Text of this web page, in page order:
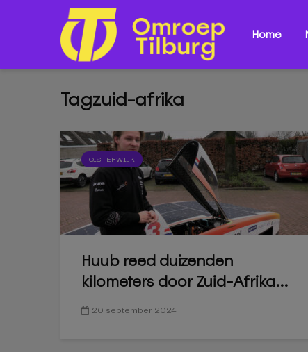
Home
Tagzuid-afrika
OISTERWIJK
Huub reed duizenden
kilometers door Zuid-Afrika...
20 september 2024